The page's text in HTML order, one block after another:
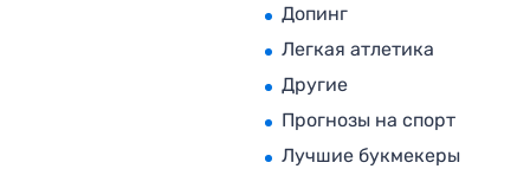
Допинг
Легкая атлетика
Другие
Прогнозы на спорт
Лучшие букмекеры